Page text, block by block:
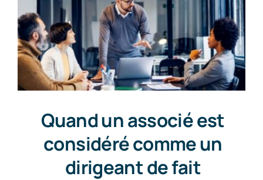
Quand un associé est
considéré comme un
dirigeant de fait